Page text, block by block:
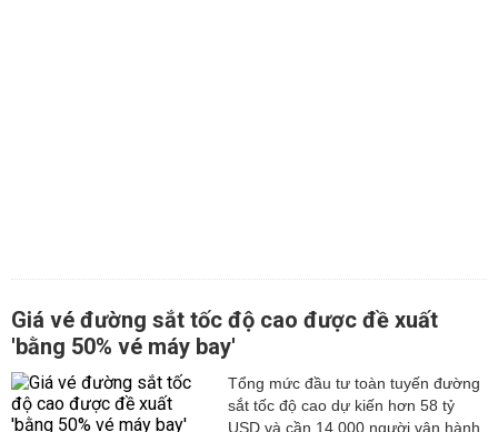
Giá vé đường sắt tốc độ cao được đề xuất
'bằng 50% vé máy bay'
Tổng mức đầu tư toàn tuyến đường
sắt tốc độ cao dự kiến hơn 58 tỷ
USD và cần 14.000 người vận hành.